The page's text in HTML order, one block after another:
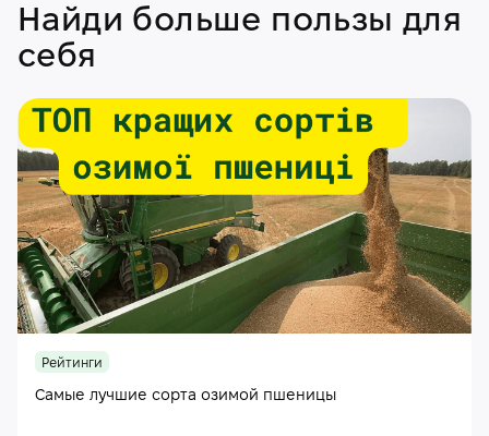
Найди больше пользы для
себя
Рейтинги
Самые лучшие сорта озимой пшеницы